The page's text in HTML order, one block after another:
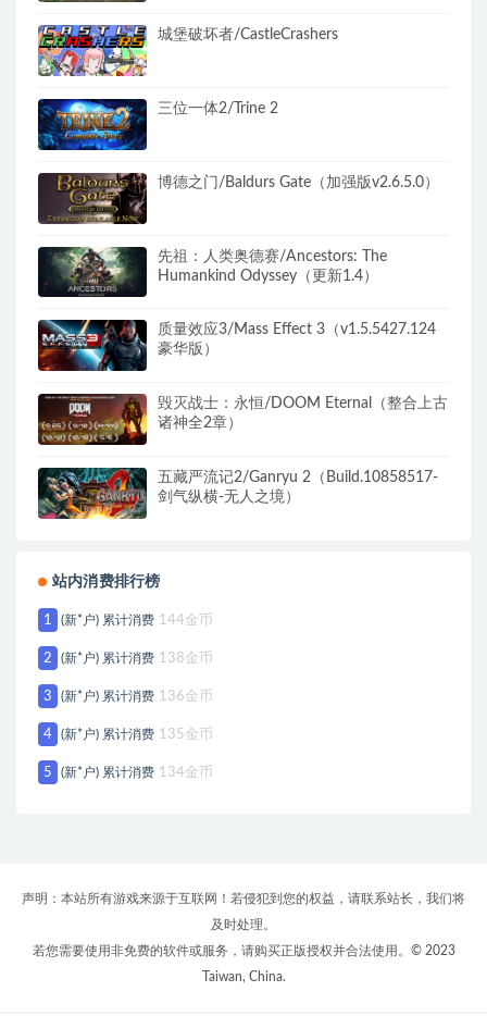
城堡破坏者/CastleCrashers
三位一体2/Trine 2
博德之门/Baldurs Gate（加强版v2.6.5.0）
先祖：人类奥德赛/Ancestors: The
Humankind Odyssey（更新1.4）
质量效应3/Mass Effect 3（v1.5.5427.124
豪华版）
毁灭战士：永恒/DOOM Eternal（整合上古
诸神全2章）
五藏严流记2/Ganryu 2（Build.10858517-
剑气纵横-无人之境）
站内消费排行榜
1 (新*户) 累计消费 144金币
2 (新*户) 累计消费 138金币
3 (新*户) 累计消费 136金币
4 (新*户) 累计消费 135金币
5 (新*户) 累计消费 134金币
声明：本站所有游戏来源于互联网！若侵犯到您的权益，请联系站长，我们将
及时处理。
若您需要使用非免费的软件或服务，请购买正版授权并合法使用。© 2023
Taiwan, China.